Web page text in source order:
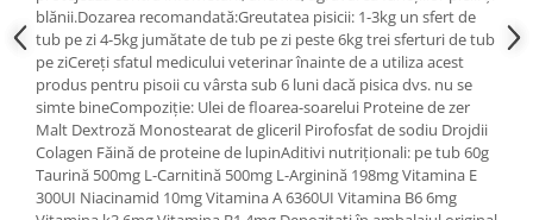
blănii.Dozarea recomandată:Greutatea pisicii: 1-3kg un sfert de
tub pe zi 4-5kg jumătate de tub pe zi peste 6kg trei sferturi de tub
pe ziCereți sfatul medicului veterinar înainte de a utiliza acest
produs pentru pisoii cu vârsta sub 6 luni dacă pisica dvs. nu se
simte bineCompoziție: Ulei de floarea-soarelui Proteine de zer
Malt Dextroză Monostearat de gliceril Pirofosfat de sodiu Drojdii
Colagen Făină de proteine de lupinAditivi nutriționali: pe tub 60g
Taurină 500mg L-Carnitină 500mg L-Arginină 198mg Vitamina E
300UI Niacinamid 10mg Vitamina A 6360UI Vitamina B6 6mg